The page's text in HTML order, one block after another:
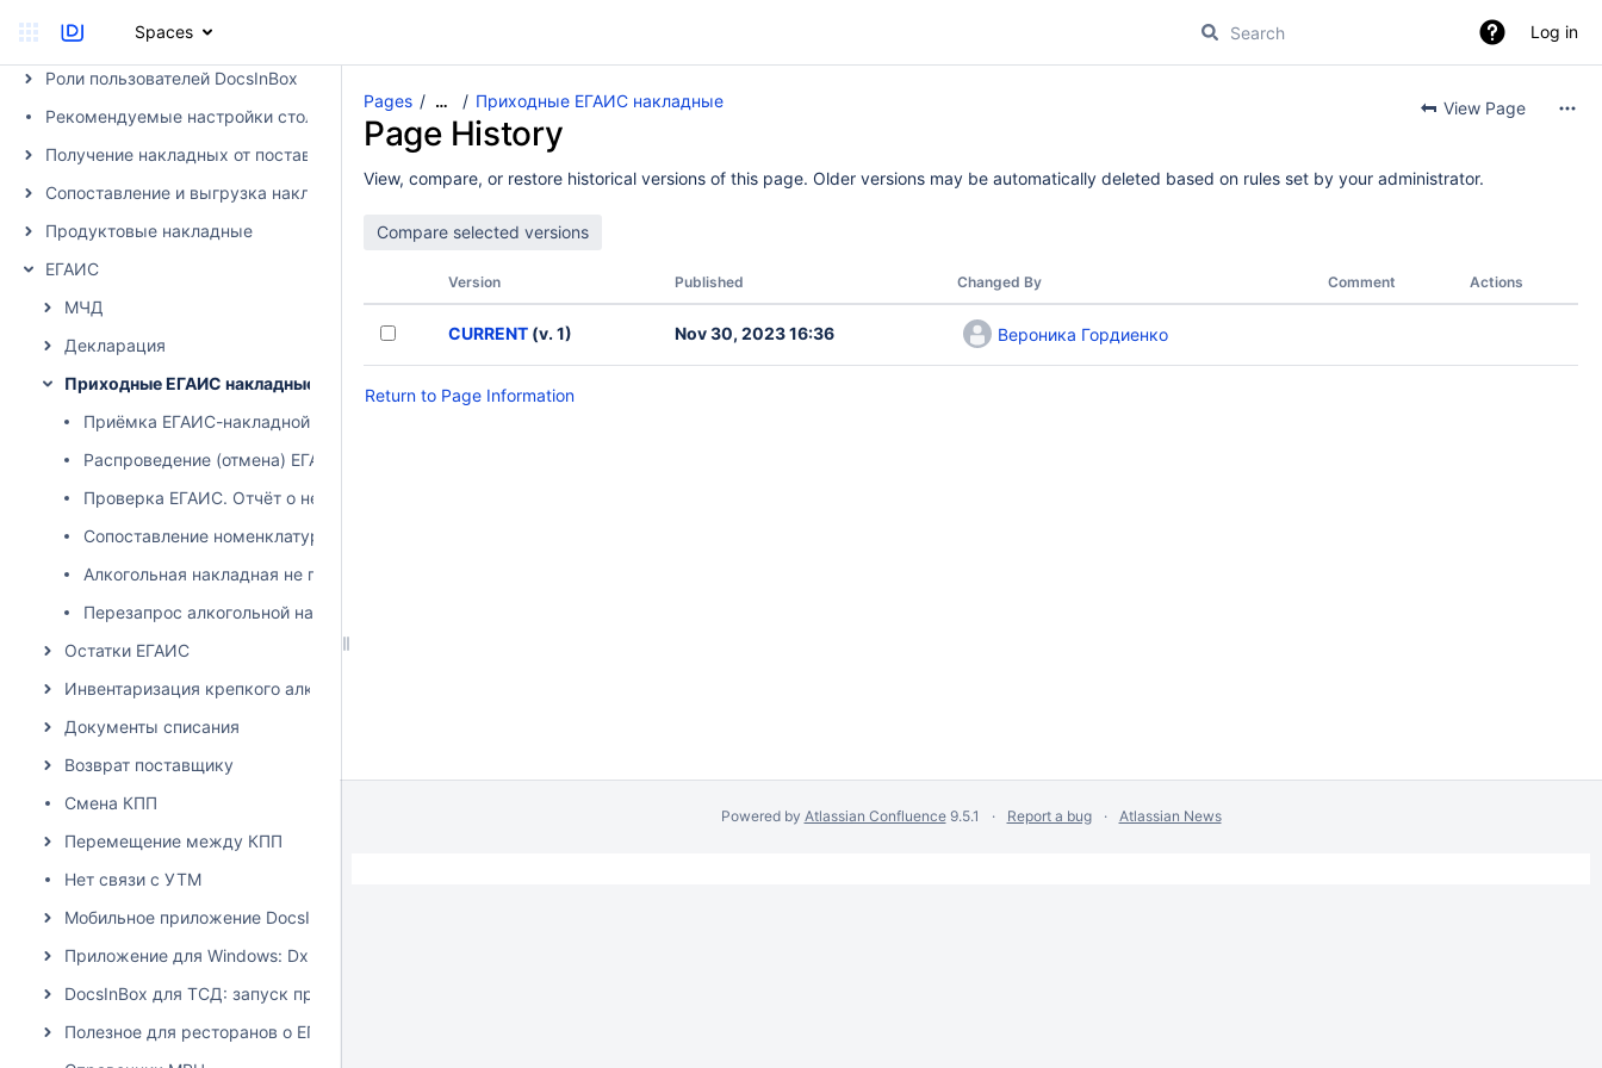
Spaces Log in
Скачивание счета в DocsInBox
Роли пользователей DocsInBox
Рекомендуемые настройки столбцов
Получение накладных от поставщика в DocsInBox
Сопоставление и выгрузка накладных в учетную систему
Продуктовые накладные
ЕГАИС
МЧД
Декларация
Приходные ЕГАИС накладные
Приёмка ЕГАИС-накладной
Распроведение (отмена) ЕГАИС накладной
Проверка ЕГАИС. Отчёт о непринятых накладных.
Сопоставление номенклатур ЕГАИС
Алкогольная накладная не пришла
Перезапрос алкогольной накладной через УТМ
Остатки ЕГАИС
Инвентаризация крепкого алкоголя
Документы списания
Возврат поставщику
Смена КПП
Перемещение между КПП
Нет связи с УТМ
Мобильное приложение DocsInBox
Приложение для Windows: Dxbx.Desktop
DocsInBox для ТСД: запуск приложения на терминалах сбора данных.
Полезное для ресторанов о ЕГАИС
Pages … Приходные ЕГАИС накладные View Page
Page History
View, compare, or restore historical versions of this page. Older versions may be automatically deleted based on rules set by your administrator.
Version Published Changed By Comment Actions
CURRENT (v. 1) Nov 30, 2023 16:36 Вероника Гордиенко
Return to Page Information
Powered by Atlassian Confluence 9.5.1 Report a bug Atlassian News